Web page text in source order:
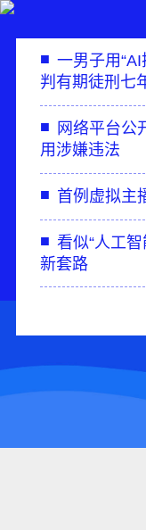
■ 一男子用
判有期徒刑七
■ 网络平台公
用涉嫌违法
■ 首例虚拟主
■ 看似“人工
新套路